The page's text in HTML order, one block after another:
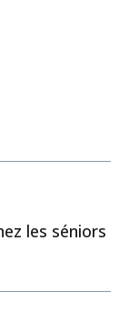
les séniors